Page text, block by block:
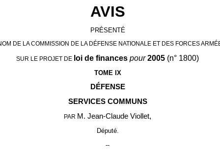
AVIS
PRÉSENTÉ
DE LA COMMISSION DE LA DÉFENSE NATIONALE ET DES FORCES
SUR LE PROJET DE loi de finances pour 2005 (n° 1800)
TOME IX
DÉFENSE
SERVICES COMMUNS
PAR M. Jean-Claude Viollet,
Député.
--